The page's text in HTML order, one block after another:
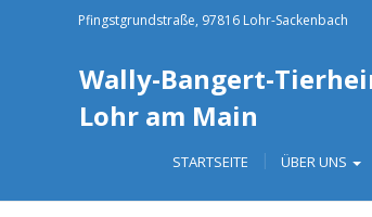
Pfingstgrundstraße, 97816 Lohr-Sackenbach
Wally-Bangert-
Lohr am Main
STARTSEITE ÜBER UNS